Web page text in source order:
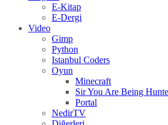
E-Kitap
E-Dergi
Video
Gimp
Python
Istanbul Coders
Oyun
Minecraft
Sir You Are Being
Portal
NedirTV